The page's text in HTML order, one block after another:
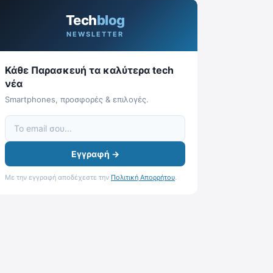
Techblog
NEWSLETTER
Κάθε Παρασκευή τα καλύτερα tech
νέα
Smartphones, προσφορές & επιλογές.
Εγγραφή →
Με την εγγραφή αποδέχεστε την Πολιτική Απορρήτου.